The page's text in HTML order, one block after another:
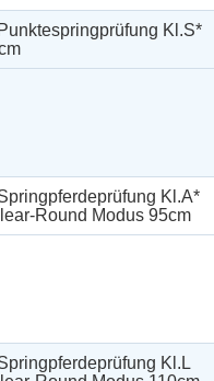
Kl.S*
Kl.A*
Round Modus 95cm
Kl.L